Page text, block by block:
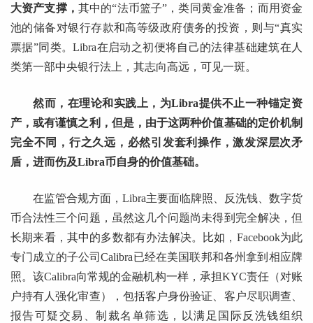
大资产支撑， 其中的“法币篮子”，类同黄金准备；而用资金
池的储备对银行存款和高等级政府债务的投资，则与“真实
票据”同类。Libra在启动之初便将自己的法律基础建筑在人
类第一部中央银行法上，其志向高远，可见一斑。
然而，在理论和实践上，为Libra提供不止一种锚定资
产，或有谨慎之利，但是，由于这两种价值基础的定价机制
完全不同，行之久远，必然引发套利操作，激发深层次矛
盾，进而伤及Libra币自身的价值基础。
在监管合规方面，Libra主要面临牌照、反洗钱、数字货
币合法性三个问题，虽然这几个问题尚未得到完全解决，但
长期来看，其中的多数都有办法解决。比如，Facebook为此
专门成立的子公司Calibra已经在美国联邦和各州拿到相应牌
照。该Calibra向常规的金融机构一样，承担KYC责任（对账
户持有人强化审查），包括客户身份验证、客户尽职调查、
报告可疑交易、制裁名单筛选，以满足国际反洗钱组织